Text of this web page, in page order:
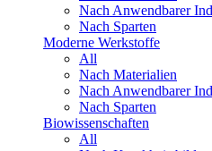
Nach Anwendbarer
Nach Sparten
Moderne Werkstoffe
All
Nach Materialien
Nach Anwendbarer
Nach Sparten
Biowissenschaften
All